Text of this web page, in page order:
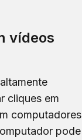
vídeos
cliques em
computadores
pode